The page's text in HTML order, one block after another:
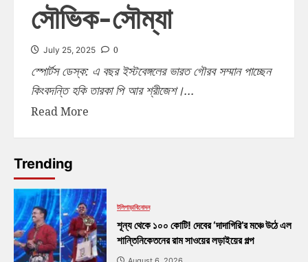
সৌভিক-সৌম্যা
July 25, 2025 0
স্পোর্টস ডেস্ক: এ বছর ইস্টবেঙ্গলের ভারত গৌরব সম্মান পাচ্ছেন
কিংবদন্তি হকি তারকা পি আর শ্রীজেশ।...
Read More
Trending
টলিপাড়াবিনোদন
শূন্য থেকে ১০০ কোটি! দেবের ‘দাদাগিরি’র মঞ্চে উঠে এল
শান্তিনিকেতনের রাম সাওয়ের লড়াইয়ের গল্প